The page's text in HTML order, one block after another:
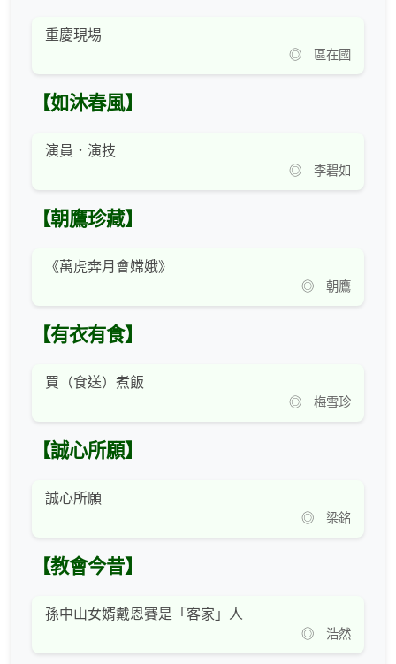
重慶現場
◎ 區在國
【如沐春風】
演員．演技
◎ 李碧如
【朝鷹珍藏】
《萬虎奔月會嫦娥》
◎ 朝鷹
【有衣有食】
買（食送）煮飯
◎ 梅雪珍
【誠心所願】
誠心所願
◎ 梁銘
【教會今昔】
孫中山女婿戴恩賽是「客家」人
◎ 浩然